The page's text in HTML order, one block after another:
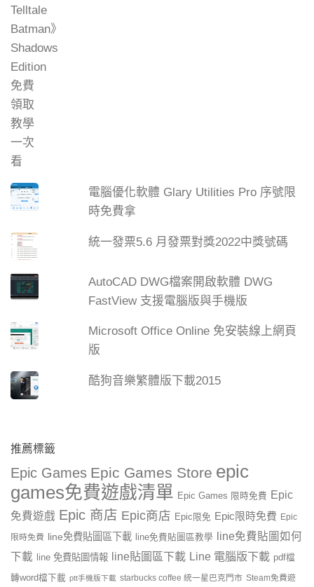
電腦優化軟體 Glary Utilities Pro 序號限
時免費拿
統一發票5.6 月發票對獎2022中獎號碼
AutoCAD DWG檔案開啟軟體 DWG
FastView 支援電腦版與手機版
Microsoft Office Online 免安裝線上網頁
版
酷狗音樂繁體版下載2015
推薦標籤
Epic Games Epic Games Store epic
games免費遊戲清單 Epic Games 限時免費 Epic
免費遊戲 Epic 商店 Epic商店 Epic限免 Epic限時免費 Epic
限時免費 line免費貼圖區下載 line免費貼圖區教學
line免費貼圖如何
下載
line 免費貼圖情報 line貼圖區下載 Line 電腦版下載 pdf檔
轉word檔下載 ptt手機版下載 starbucks coffee 統一星巴克門市 Steam免費遊